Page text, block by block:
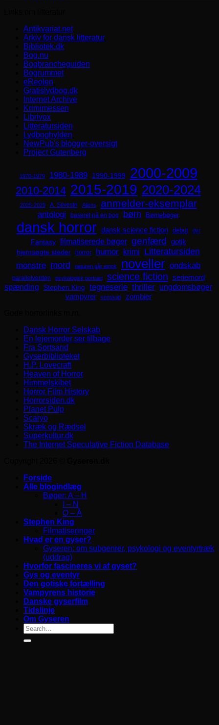
Antikvariat.net
Arkiv for dansk litteratur
Bibliotek.dk
Bog.nu
Bogbrancheguiden
Bogrummet
eReolen
Gratislydbog.dk
Internet Archive
Krimimessen
Librivox
Litteratursiden
Lydboghylden
NewPub's blogger-oversigt
Project Gutenberg
1970-1979 1980-1989 1990-1999 2000-2009
2010-2014 2015-2019 2020-2024
2025-2029 A. Silvestri Aliens anmelder-eksemplar
antologi baseret på en bog børn Børnebøger
dansk horror dansk science fiction debut dyr
Fantasy filmatiserede bøger genfærd
gotik
hjemsøgte steder
horror humor krimi Litteratursiden
monstre mord naturen går amok noveller ondskab
parallelverden psykologisk portræt science fiction seriemord
spænding Stephen King tegneserie thriller ungdomsbøger
vampyrer venskab
zombier
Dansk Horror Selskab
En lejemorder ser tilbage
Fra Sortsand
Gyserbiblioteket
H.P. Lovecraft
Heaven of Horror
Himmelskibet
Horror Film History
Horrorsiden.dk
Planet Pulp
Scaryo
Skræk og Rædsel
Superkultur.dk
The Internet Speculative Fiction Database
Forside
Alle blogindlæg
Bøger: A – H
I – N
O – Å
Stephen King
Filmatiseringer
Hvad er en gyser?
Gyseren: om subgenrer, psykologi og eventyrtræk
(uddrag)
Hvorfor fascineres vi af gyset?
Gys og eventyr
Den gotiske fortælling
Vampyrens historie
Danske gyserfilm
Tidslinje
Om Gyseren